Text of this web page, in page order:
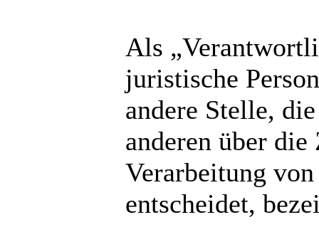
Als
juristische
andere Stelle,
anderen über
Verarbeitung
entscheidet,